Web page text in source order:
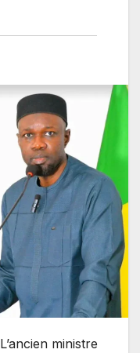
L’ancien ministre